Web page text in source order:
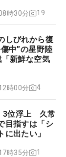
時30分
19
しびれから復
中”の星野陸
新鮮な空気
時00分
4
3位浮上 久常
目指すは「シ
に出たい」
時35分
1